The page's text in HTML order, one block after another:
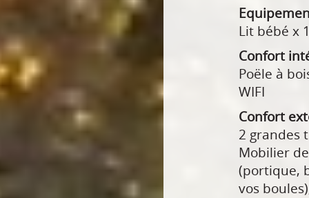
Lit bébé x
Confort
Poële à
WIFI
Confort
2 grandes
Mobilier
(portique,
vos